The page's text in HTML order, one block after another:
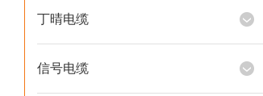
丁晴电缆
信号电缆